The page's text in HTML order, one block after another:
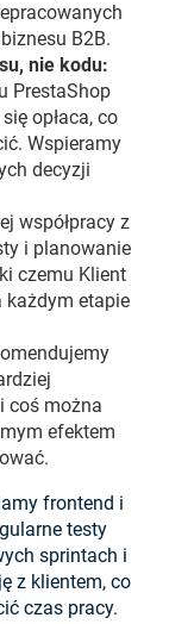
B2B.
nie kodu:
PrestaShop
opłaca, co
Wspieramy
decyzji
współpracy z
i planowanie
czemu Klient
każdym etapie
coś można
efektem
frontend i
testy
sprintach i
z klientem, co
czas pracy.